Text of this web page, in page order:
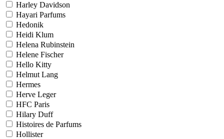
Harley Davidson
Hayari Parfums
Hedonik
Heidi Klum
Helena Rubinstein
Helene Fischer
Hello Kitty
Helmut Lang
Hermes
Herve Leger
HFC Paris
Hilary Duff
Histoires de Parfums
Hollister